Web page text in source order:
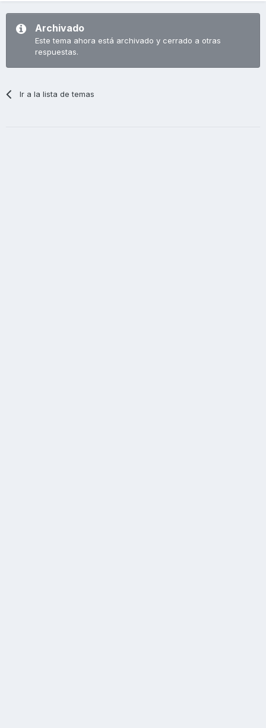
Archivado
Este tema ahora está archivado y cerrado a otras
respuestas.
Ir a la lista de temas